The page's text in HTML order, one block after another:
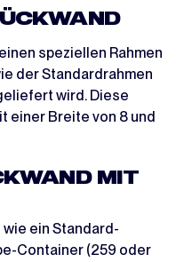
speziellen Rahmen
der Standardrahmen
wird. Diese
einer Breite von 8 und
MIT
wie ein Standard-
Container (259 oder